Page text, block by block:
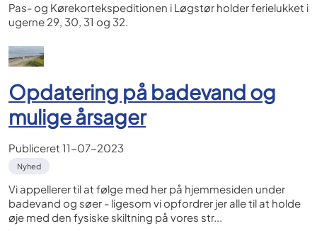
Pas- og Kørekortekspeditionen i Løgstør holder ferielukket i
ugerne 29, 30, 31 og 32.
Opdatering på badevand og
mulige årsager
Publiceret 11-07-2023
Nyhed
Vi appellerer til at følge med her på hjemmesiden under
badevand og søer - ligesom vi opfordrer jer alle til at holde
øje med den fysiske skiltning på vores str...